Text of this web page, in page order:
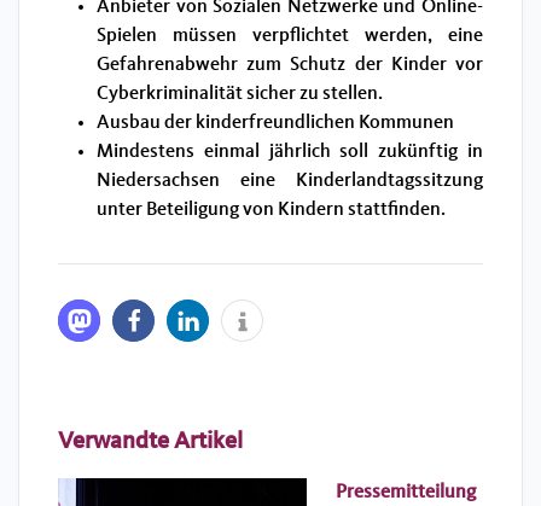
Anbieter von Sozialen Netzwerke und Online-
Spielen müssen verpflichtet werden, eine
Gefahrenabwehr zum Schutz der Kinder vor
Cyberkriminalität sicher zu stellen.
Ausbau der kinderfreundlichen Kommunen
Mindestens einmal jährlich soll zukünftig in
Niedersachsen eine Kinderlandtagssitzung
unter Beteiligung von Kindern stattfinden.
Verwandte Artikel
Pressemitteilung